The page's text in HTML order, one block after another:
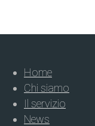
Home
Chi siamo
Il servizio
News